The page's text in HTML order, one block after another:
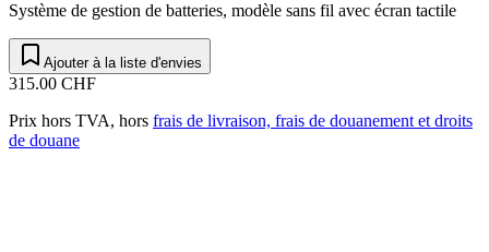
Système de gestion de batteries, modèle sans fil avec écran tactile
Ajouter à la liste d'envies
315.00 CHF
Prix hors TVA, hors frais de livraison, frais de douanement et droits
de douane